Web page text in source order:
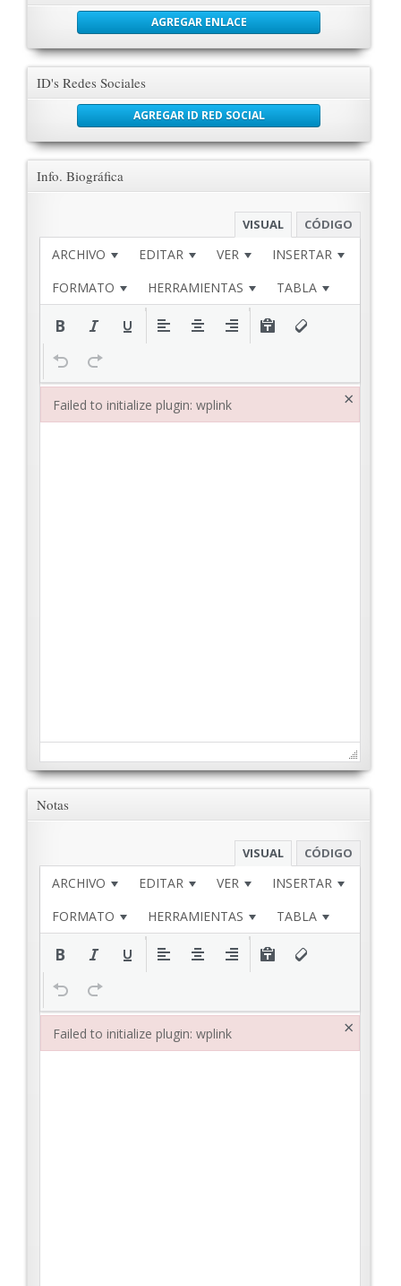
AGREGAR ENLACE
ID's Redes Sociales
AGREGAR ID RED SOCIAL
Info. Biográfica
VISUAL CÓDIGO
ARCHIVO EDITAR VER
INSERTAR
FORMATO
HERRAMIENTAS TABLA
Notas
VISUAL CÓDIGO
ARCHIVO EDITAR VER
INSERTAR
FORMATO
HERRAMIENTAS TABLA
Failed to initialize plugin: wplink ×
Failed to initialize plugin: wplink
Failed to initialize plugin: wplink ×
Failed to initialize plugin: wplink